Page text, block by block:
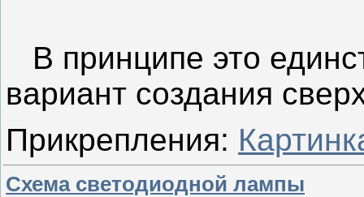
В принципе это
вариант создания
Прикрепления:
Схема светодиодной лампы